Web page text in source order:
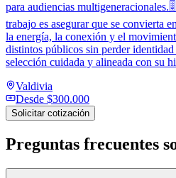
para audiencias
trabajo es asegurar que se convierta
la energía, la conexión y el
distintos públicos sin perder
selección cuidada y alineada con su
Valdivia
Desde $300.000
Solicitar cotización
Preguntas frecuentes